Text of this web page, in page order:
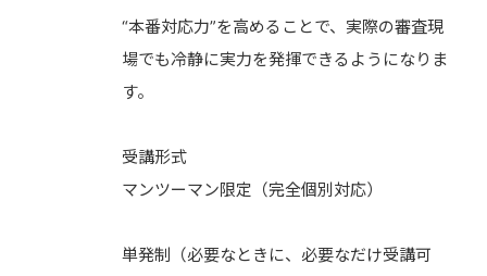
“本番対応力”を高めることで、実際の審査現
場でも冷静に実力を発揮できるようになりま
す。
受講形式
マンツーマン限定（完全個別対応）
単発制（必要なときに、必要なだけ受講可